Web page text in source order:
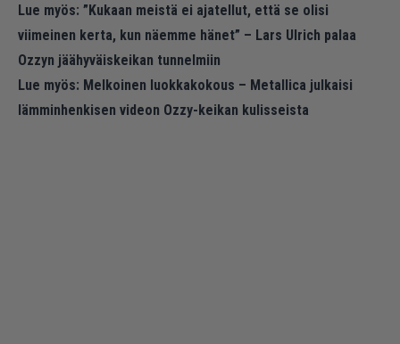
Lue myös: ”Kukaan meistä ei ajatellut, että se olisi
viimeinen kerta, kun näemme hänet” – Lars Ulrich palaa
Ozzyn jäähyväiskeikan tunnelmiin
Lue myös: Melkoinen luokkakokous – Metallica julkaisi
lämminhenkisen videon Ozzy-keikan kulisseista